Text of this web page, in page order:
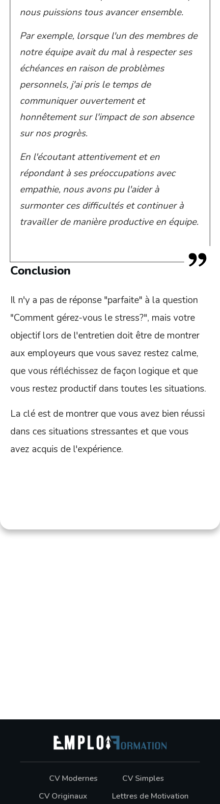
nous puissions tous avancer ensemble.
Par exemple, lorsque l'un des membres de
notre équipe avait du mal à respecter ses
échéances en raison de problèmes
personnels, j'ai pris le temps de
communiquer ouvertement et
honnêtement sur l'impact de son absence
sur nos progrès.
En l'écoutant attentivement et en
répondant à ses préoccupations avec
empathie, nous avons pu l'aider à
surmonter ces difficultés et continuer à
travailler de manière productive en équipe.
Conclusion
Il n'y a pas de réponse "parfaite" à la question
"Comment gérez-vous le stress?", mais votre
objectif lors de l'entretien doit être de montrer
aux employeurs que vous savez restez calme,
que vous réfléchissez de façon logique et que
vous restez productif dans toutes les situations.
La clé est de montrer que vous avez bien réussi
dans ces situations stressantes et que vous
avez acquis de l'expérience.
CV Modernes
CV Simples
CV Originaux
Lettres de Motivation